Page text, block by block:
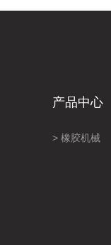
产品中心
橡胶机械